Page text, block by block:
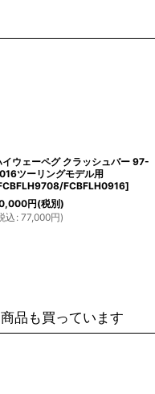
イウェーペグ クラッシュバー 97-
ツーリングモデル用
FCBFLH0916]
円(税別)
込 : 77,000円)
品も買っています